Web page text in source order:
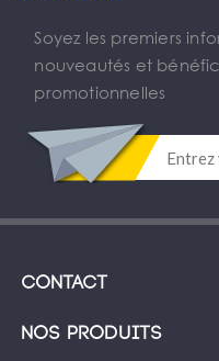
Soyez les premiers
nouveautés et
promotionnelles
Contact
Nos produits